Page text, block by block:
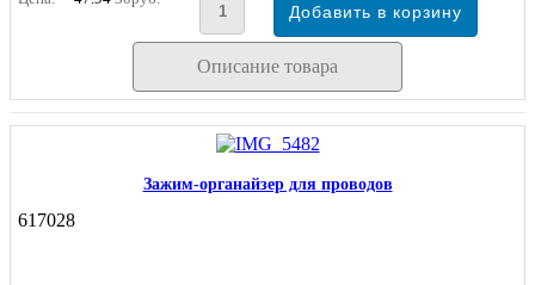
Описание товара
Зажим-органайзер для проводов
617028